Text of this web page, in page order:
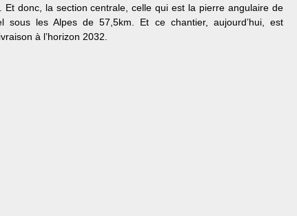
Et donc, la section centrale, celle qui est la pierre angulaire de
sous les Alpes de 57,5km. Et ce chantier, aujourd’hui, est
à l’horizon 2032.